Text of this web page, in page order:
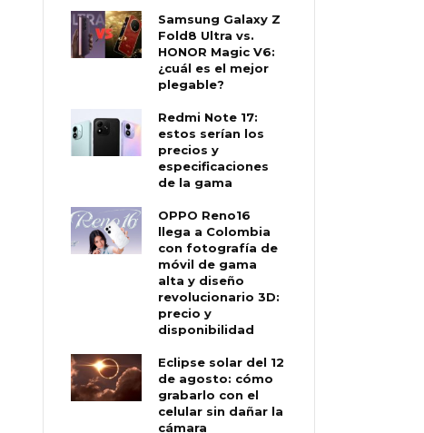
Samsung Galaxy Z
Fold8 Ultra vs.
HONOR Magic V6:
¿cuál es el mejor
plegable?
Redmi Note 17:
estos serían los
precios y
especificaciones
de la gama
OPPO Reno16
llega a Colombia
con fotografía de
móvil de gama
alta y diseño
revolucionario 3D:
precio y
disponibilidad
Eclipse solar del 12
de agosto: cómo
grabarlo con el
celular sin dañar la
cámara